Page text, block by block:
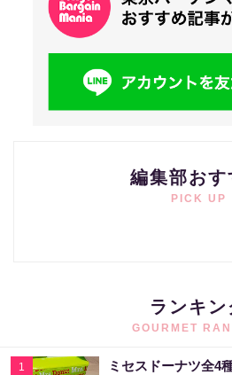
編集部おす
PICK UP
ランキン
GOURMET
1
ミセスドーナツ全4